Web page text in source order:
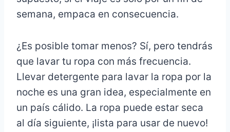
semana, empaca en consecuencia.
¿Es posible tomar menos? Sí, pero tendrás
que lavar tu ropa con más frecuencia.
Llevar detergente para lavar la ropa por la
noche es una gran idea, especialmente en
un país cálido. La ropa puede estar seca
al día siguiente, ¡lista para usar de nuevo!